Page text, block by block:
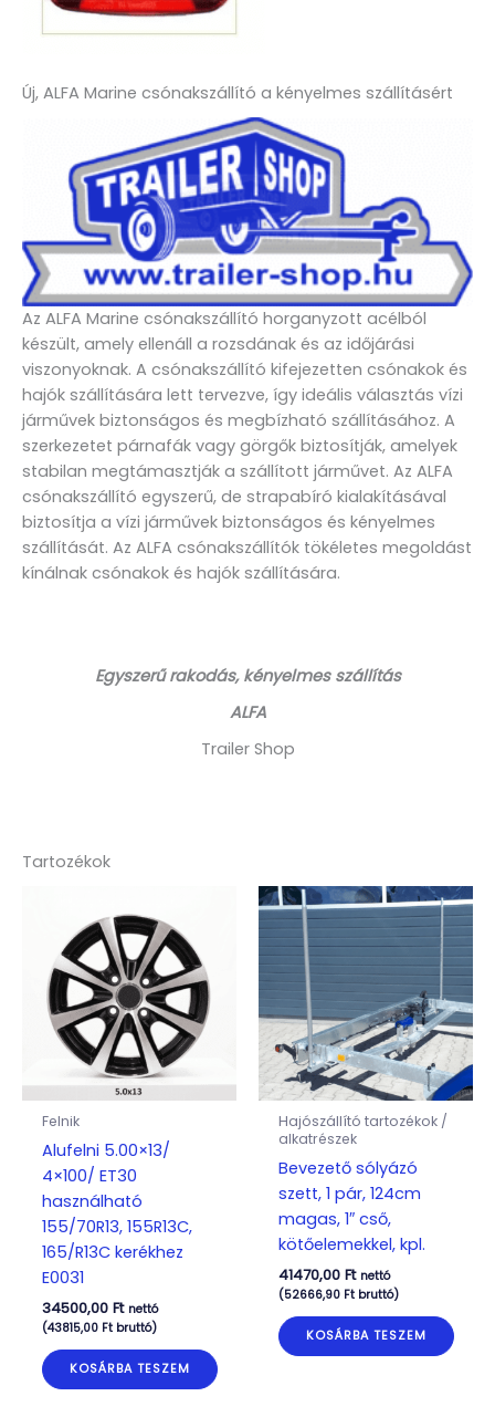
Új, ALFA Marine csónakszállító a kényelmes szállításért
Az ALFA Marine csónakszállító horganyzott acélból
készült, amely ellenáll a rozsdának és az időjárási
viszonyoknak. A csónakszállító kifejezetten csónakok és
hajók szállítására lett tervezve, így ideális választás vízi
járművek biztonságos és megbízható szállításához. A
szerkezetet párnafák vagy görgők biztosítják, amelyek
stabilan megtámasztják a szállított járművet. Az ALFA
csónakszállító egyszerű, de strapabíró kialakításával
biztosítja a vízi járművek biztonságos és kényelmes
szállítását. Az ALFA csónakszállítók tökéletes megoldást
kínálnak csónakok és hajók szállítására.
Egyszerű rakodás, kényelmes szállítás
ALFA
Trailer Shop
Tartozékok
Felnik
Alufelni 5.00×13/
4×100/ ET30
használható
155/70R13, 155R13C,
165/R13C kerékhez
E0031
34500,00 Ft nettó
(43815,00 Ftbruttó)
KOSÁRBA TESZEM
Hajószállító tartozékok /
alkatrészek
Bevezető sólyázó
szett, 1 pár, 124cm
magas, 1″ cső,
kötőelemekkel, kpl.
41470,00 Ft nettó
(52666,90 Ftbruttó)
KOSÁRBA TESZEM